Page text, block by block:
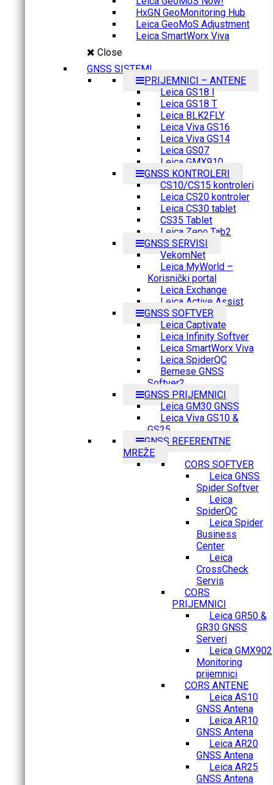
HxGN GeoMonitoring Hub
Leica GeoMoS Adjustment
Leica SmartWorx Viva
Close
GNSS SISTEMI
PRIJEMNICI – ANTENE
Leica GS18 I
Leica GS18 T
Leica BLK2FLY
Leica Viva GS16
Leica Viva GS14
Leica GS07
Leica GMX910
GNSS KONTROLERI
CS10/CS15 kontroleri
Leica CS20 kontroler
Leica CS30 tablet
CS35 Tablet
Leica Zeno Tab2
GNSS SERVISI
VekomNet
Leica MyWorld –
Korisnički portal
Leica Exchange
Leica Active Assist
GNSS SOFTVER
Leica Captivate
Leica Infinity Softver
Leica SmartWorx Viva
Leica SpiderQC
Bernese GNSS
Softver2
GNSS PRIJEMNICI
Leica GM30 GNSS
Leica Viva GS10 &
GS25
GNSS REFERENTNE
MREŽE
CORS SOFTVER
Leica GNSS
Spider Softver
Leica
SpiderQC
Leica Spider
Business
Center
Leica
CrossCheck
Servis
CORS
PRIJEMNICI
Leica GR50 &
GR30 GNSS
Serveri
Leica GMX902
Monitoring
prijemnici
CORS ANTENE
Leica AS10
GNSS Antena
Leica AR10
GNSS Antena
Leica AR20
GNSS Antena
Leica AR25
GNSS Antena